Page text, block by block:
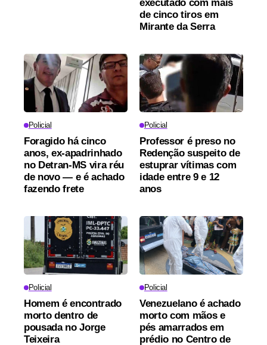
executado com mais
de cinco tiros em
Mirante da Serra
Policial
Foragido há cinco
anos, ex-apadrinhado
no Detran-MS vira réu
de novo — e é achado
fazendo frete
Policial
Professor é preso no
Redenção suspeito de
estuprar vítimas com
idade entre 9 e 12
anos
Policial
Homem é encontrado
morto dentro de
pousada no Jorge
Teixeira
Policial
Venezuelano é achado
morto com mãos e
pés amarrados em
prédio no Centro de